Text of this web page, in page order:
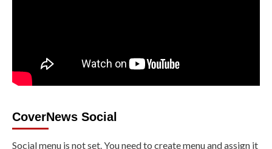
CoverNews Social
Social menu is not set. You need to create menu and assign it